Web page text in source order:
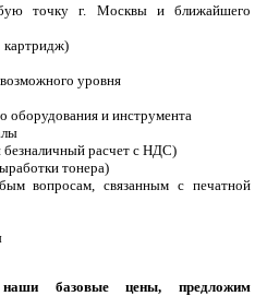
точку г. Москвы и ближайшего
картридж)
уровня
оборудования и инструмента
расчет с НДС)
тонера)
вопросам, связанным с печатной
базовые цены, предложим